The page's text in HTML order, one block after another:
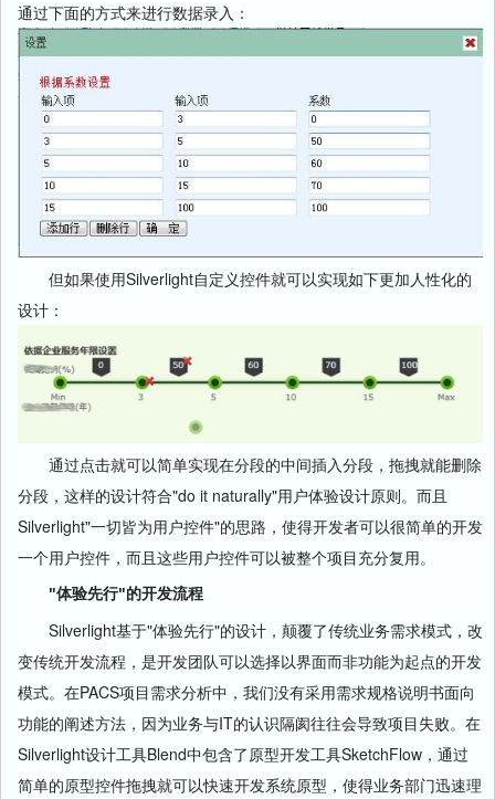
通过下面的方式来进行数据录入：
但如果使用Silverlight自定义控件就可以实现如下更加人性化的
设计：
通过点击就可以简单实现在分段的中间插入分段，拖拽就能删除
分段，这样的设计符合"do it naturally"用户体验设计原则。而且
Silverlight"一切皆为用户控件"的思路，使得开发者可以很简单的开发
一个用户控件，而且这些用户控件可以被整个项目充分复用。
"体验先行"的开发流程
Silverlight基于"体验先行"的设计，颠覆了传统业务需求模式，改
变传统开发流程，是开发团队可以选择以界面而非功能为起点的开发
模式。在PACS项目需求分析中，我们没有采用需求规格说明书面向
功能的阐述方法，因为业务与IT的认识隔阂往往会导致项目失败。在
Silverlight设计工具Blend中包含了原型开发工具SketchFlow，通过
简单的原型控件拖拽就可以快速开发系统原型，使得业务部门迅速理